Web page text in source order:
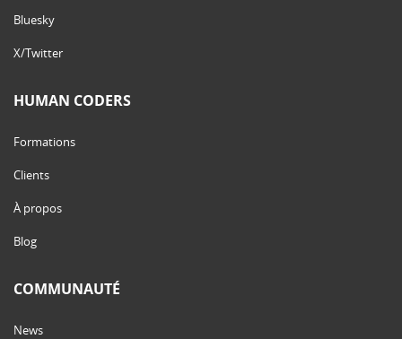
Bluesky
X/Twitter
HUMAN CODERS
Formations
Clients
À propos
Blog
COMMUNAUTÉ
News